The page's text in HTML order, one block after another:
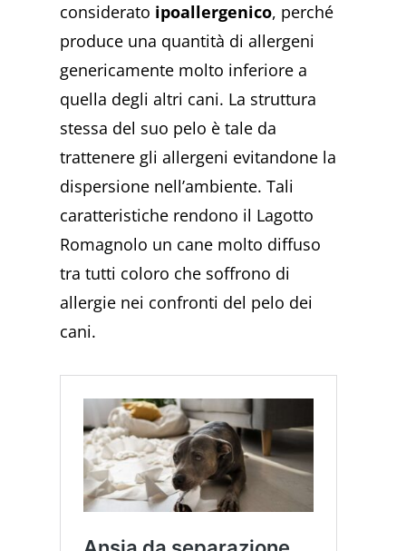
considerato ipoallergenico, perché
produce una quantità di allergeni
genericamente molto inferiore a
quella degli altri cani. La struttura
stessa del suo pelo è tale da
trattenere gli allergeni evitandone la
dispersione nell’ambiente. Tali
caratteristiche rendono il Lagotto
Romagnolo un cane molto diffuso
tra tutti coloro che soffrono di
allergie nei confronti del pelo dei
cani.